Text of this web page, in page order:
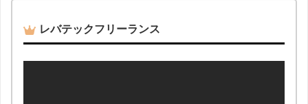
レバテックフリーランス